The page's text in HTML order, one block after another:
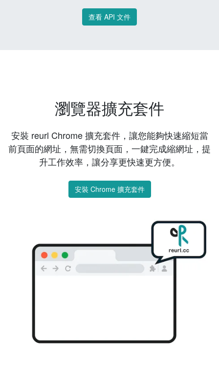
查看 API 文件
瀏覽器擴充套件
安裝 reurl Chrome 擴充套件，讓您能夠快速縮短當
前頁面的網址，無需切換頁面，一鍵完成縮網址，提
升工作效率，讓分享更快速更方便。
安裝 Chrome 擴充套件